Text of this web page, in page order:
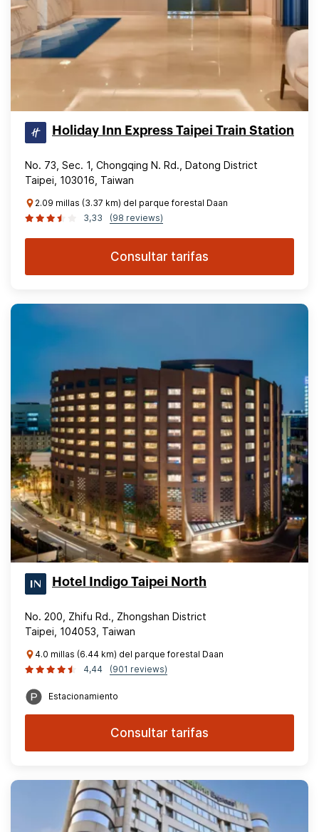
Holiday Inn Express Taipei Train Station
No. 73, Sec. 1, Chongqing N. Rd., Datong District
Taipei, 103016, Taiwan
2.09 millas (3.37 km) del parque forestal Daan
3,33
(98 reviews)
Consultar tarifas
Hotel Indigo Taipei North
No. 200, Zhifu Rd., Zhongshan District
Taipei, 104053, Taiwan
4.0 millas (6.44 km) del parque forestal Daan
4,44
(901 reviews)
Estacionamiento
Consultar tarifas